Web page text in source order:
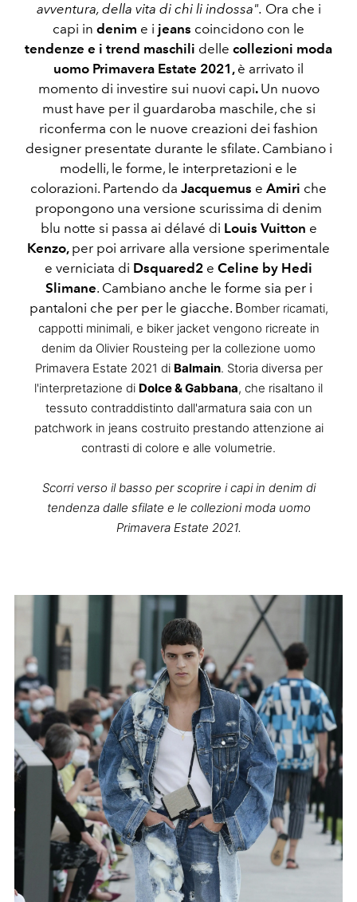
avventura, della vita di chi li indossa". Ora che i
capi in denim e i jeans coincidono con le
tendenze e i trend maschili delle collezioni moda
uomo Primavera Estate 2021, è arrivato il
momento di investire sui nuovi capi. Un nuovo
must have per il guardaroba maschile, che si
riconferma con le nuove creazioni dei fashion
designer presentate durante le sfilate. Cambiano i
modelli, le forme, le interpretazioni e le
colorazioni. Partendo da Jacquemus e Amiri che
propongono una versione scurissima di denim
blu notte si passa ai délavé di Louis Vuitton e
Kenzo, per poi arrivare alla versione sperimentale
e verniciata di Dsquared2 e Celine by Hedi
Slimane. Cambiano anche le forme sia per i
pantaloni che per per le giacche. Bomber ricamati,
cappotti minimali, e biker jacket vengono ricreate in
denim da Olivier Rousteing per la collezione uomo
Primavera Estate 2021 di Balmain. Storia diversa per
l'interpretazione di Dolce & Gabbana, che risaltano il
tessuto contraddistinto dall'armatura saia con un
patchwork in jeans costruito prestando attenzione ai
contrasti di colore e alle volumetrie.
Scorri verso il basso per scoprire i capi in denim di
tendenza dalle sfilate e le collezioni moda uomo
Primavera Estate 2021.